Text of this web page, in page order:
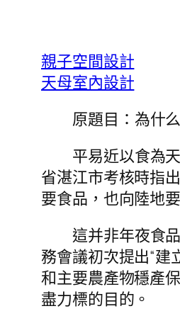
親子空間設計
天母室內設計
原題目：為什
平易近以食為
省湛江市考核時指
要食品，也向陸地
這并非年夜食
務會議初次提出“建
和主要農產物穩產
盡力標的目的。